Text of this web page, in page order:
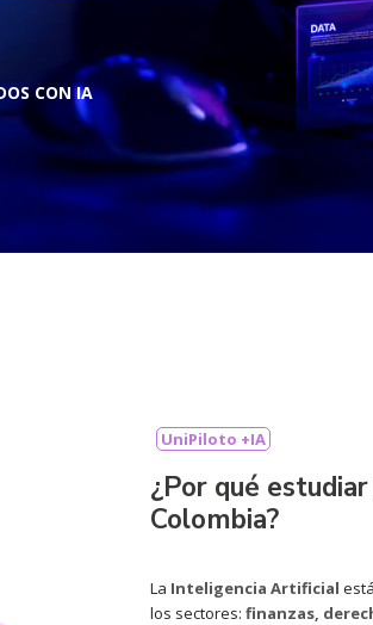
CON IA
UniPiloto +IA
¿Por qué
Colombia?
La Inteligencia Artificial
los sectores: finanzas,